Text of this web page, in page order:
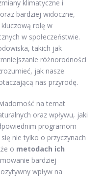
klimatyczne i
bardziej widoczne,
rolę w
w społeczeństwie.
takich jak
różnorodności
jak nasze
nas przyrodę.
na temat
oraz wpływu, jaki
programom
nie tylko o przyczynach
o metodach ich
bardziej
wpływ na